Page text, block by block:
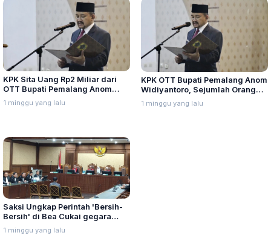
KPK Sita Uang Rp2 Miliar dari
OTT Bupati Pemalang Anom
Widiyantoro, 21 Orang
Diamankan
1 minggu yang lalu
KPK OTT Bupati Pemalang Anom
Widiyantoro, Sejumlah Orang
Diperiksa di Polres Pemalang
1 minggu yang lalu
Saksi Ungkap Perintah 'Bersih-
Bersih' di Bea Cukai gegara
Panik Dipantau KPK
1 minggu yang lalu